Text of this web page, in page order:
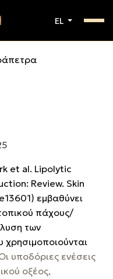
EL
et al. Lipolytic
Review. Skin
εμβαθύνει
πάχους/
των
υποδόριες ενέσεις
οξέος,